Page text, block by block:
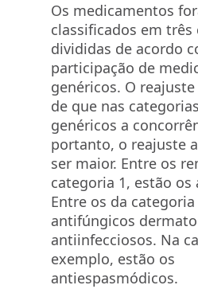
Os medicamentos
classificados em três
divididas de acordo
participação de
genéricos. O
de que nas
genéricos a
portanto, o reajuste
ser maior. Entre os
categoria 1, estão os
Entre os da
antifúngicos
antiinfecciosos. Na
exemplo, estão os
antiespasmódicos.